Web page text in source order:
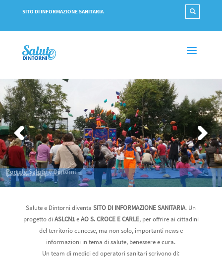
SITO DI INFORMAZIONE SANITARIA
Benessere e Salute
LA NOSTRA RUBRICA SEMPRE AGGIORNATA!
Salute e Dintorni diventaSITO DI INFORMAZIONE SANITARIA. Un
progetto diASLCN1eAO S. CROCE E CARLE, per offrire ai cittadini
del territorio cuneese, ma non solo, importanti news e
informazioni in tema di salute, benessere e cura.
Un team di medici ed operatori sanitari scrivono di: